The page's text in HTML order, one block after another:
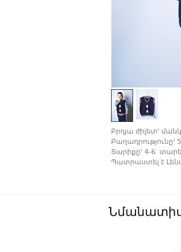
Բրդյա ժիլետ'
Բաղադրությունը'
Տարիքը' 4-6
Պատրաստել է